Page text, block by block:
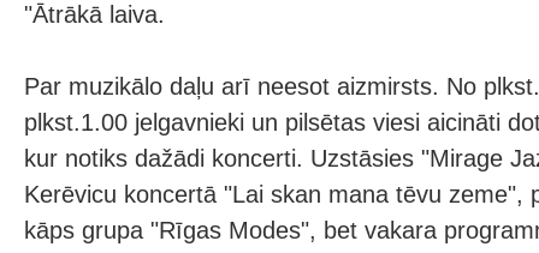
"Ātrākā laiva.
Par muzikālo daļu arī neesot aizmirsts. No
plkst.1.00 jelgavnieki un pilsētas viesi aicināti
kur notiks dažādi koncerti. Uzstāsies "Mirage
Kerēvicu koncertā "Lai skan mana tēvu zeme",
kāps grupa "Rīgas Modes", bet vakara